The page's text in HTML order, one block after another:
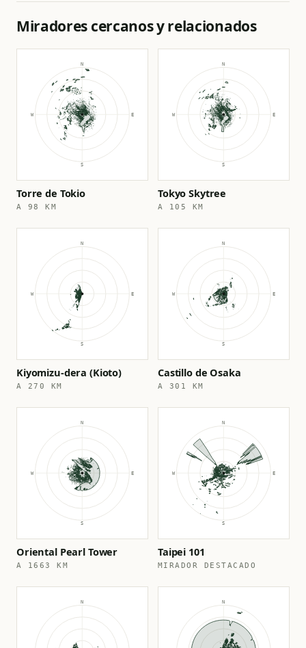
Miradores cercanos y relacionados
Torre de Tokio
A 98 KM
Tokyo Skytree
A 105 KM
Kiyomizu-dera (Kioto)
A 270 KM
Castillo de Osaka
A 301 KM
Oriental Pearl Tower
A 1663 KM
Taipei 101
MIRADOR DESTACADO